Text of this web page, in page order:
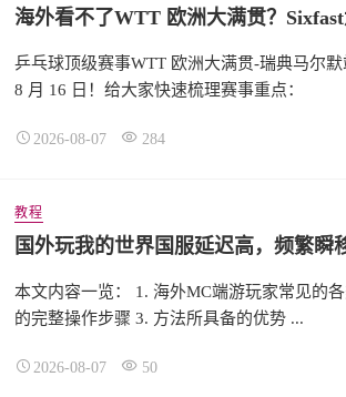
乒乓球顶级赛事WTT 欧洲大满贯‑瑞典马尔
8 月 16 日！给大家快速梳理赛事重点：
2026-08-07 284
教程
本文内容一览： 1. 海外MC端游玩家常见的
的完整操作步骤 3. 方法所具备的优势 ...
2026-08-07 50